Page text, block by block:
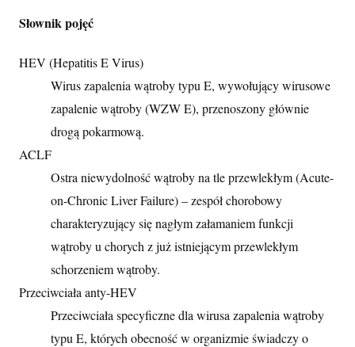
Słownik pojęć
HEV (Hepatitis E Virus)
Wirus zapalenia wątroby typu E, wywołujący wirusowe
zapalenie wątroby (WZW E), przenoszony głównie
drogą pokarmową.
ACLF
Ostra niewydolność wątroby na tle przewlekłym (Acute-
on-Chronic Liver Failure) – zespół chorobowy
charakteryzujący się nagłym załamaniem funkcji
wątroby u chorych z już istniejącym przewlekłym
schorzeniem wątroby.
Przeciwciała anty-HEV
Przeciwciała specyficzne dla wirusa zapalenia wątroby
typu E, których obecność w organizmie świadczy o